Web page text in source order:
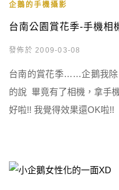
企鵝的手機攝影
台南公園賞花季-手機相
發佈於 2009-03-08
台南的賞花季……企鵝我除
的說 畢竟有了相機，拿手
好啦!! 我覺得效果還OK啦!!